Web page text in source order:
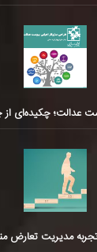
عدالت؛ چکیده‌ای از